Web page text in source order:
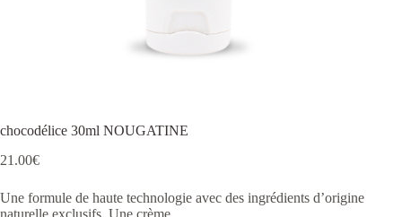
chocodélice 30ml NOUGATINE
21.00€
Une formule de haute technologie avec des ingrédients d’origine
naturelle exclusifs. Une crème